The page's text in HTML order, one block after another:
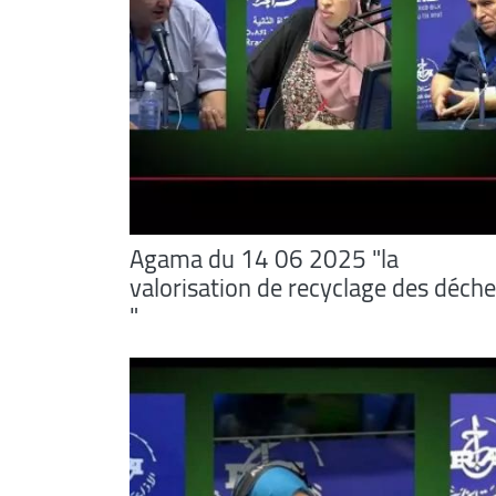
Agama du 14 06 2025 "la
valorisation de recyclage des
"